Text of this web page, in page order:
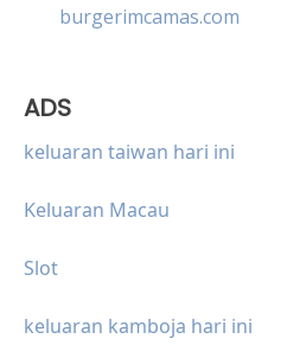
burgerimcamas.com
ADS
keluaran taiwan hari ini
Keluaran Macau
Slot
keluaran kamboja hari ini